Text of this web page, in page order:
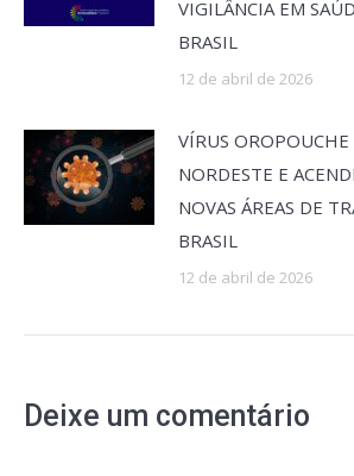
VIGILÂNCIA EM
BRASIL
12 de abril de 2026
VÍRUS OROPOUCHE
NORDESTE E
NOVAS ÁREAS DE
BRASIL
12 de abril de 2026
Deixe um comentário